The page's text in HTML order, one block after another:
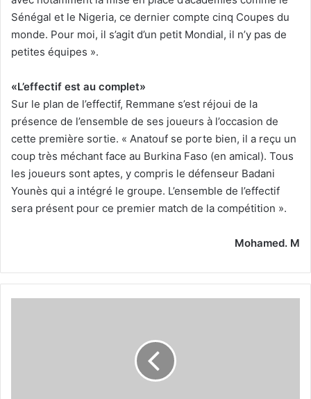
Sénégal et le Nigeria, ce dernier compte cinq Coupes du
monde. Pour moi, il s’agit d’un petit Mondial, il n’y pas de
petites équipes ».
«L’effectif est au complet»
Sur le plan de l’effectif, Remmane s’est réjoui de la
présence de l’ensemble de ses joueurs à l’occasion de
cette première sortie. « Anatouf se porte bien, il a reçu un
coup très méchant face au Burkina Faso (en amical). Tous
les joueurs sont aptes, y compris le défenseur Badani
Younès qui a intégré le groupe. L’ensemble de l’effectif
sera présent pour ce premier match de la compétition ».
Mohamed. M